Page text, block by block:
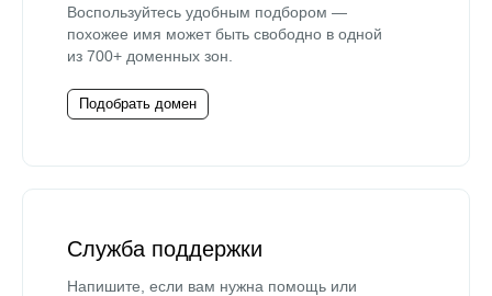
Воспользуйтесь удобным подбором —
похожее имя может быть свободно в одной
из 700+ доменных зон.
Подобрать домен
Служба поддержки
Напишите, если вам нужна помощь или